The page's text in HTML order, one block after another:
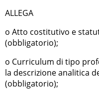
ALLEGA
o Atto costitutivo e
(obbligatorio);
o Curriculum di tipo
la descrizione analitica
(obbligatorio);